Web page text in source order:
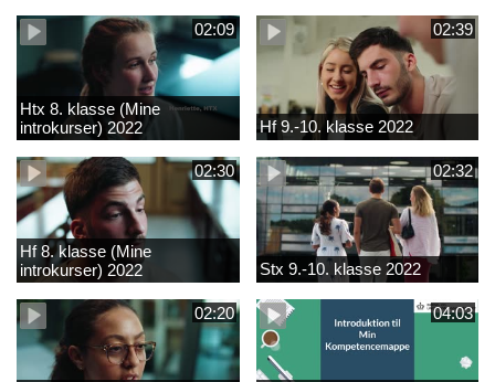
02:09
Htx 8. klasse (Mine
introkurser) 2022
02:39
Hf 9.-10. klasse 2022
02:30
Hf 8. klasse (Mine
introkurser) 2022
02:32
Stx 9.-10. klasse 2022
02:20 04:03